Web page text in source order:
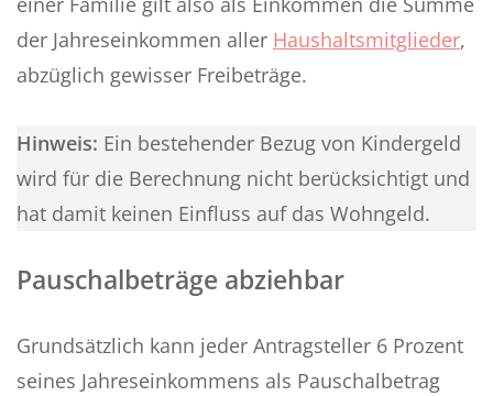
der Jahreseinkommen aller Haushaltsmitglieder,
abzüglich gewisser Freibeträge.
Hinweis: Ein bestehender Bezug von Kindergeld
wird für die Berechnung nicht berücksichtigt und
hat damit keinen Einfluss auf das Wohngeld.
Pauschalbeträge abziehbar
Grundsätzlich kann jeder Antragsteller 6 Prozent
seines Jahreseinkommens als Pauschalbetrag